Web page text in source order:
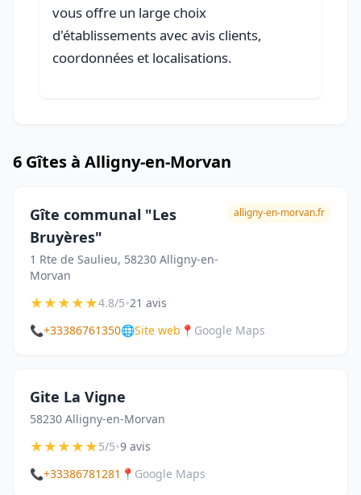
vous offre un large choix
d'établissements avec avis clients,
coordonnées et localisations.
6 Gîtes à Alligny-en-Morvan
Gîte communal "Les
Bruyères"
1 Rte de Saulieu, 58230 Alligny-en-
Morvan
alligny-en-morvan.fr
★★★★★4.8/5•21 avis
📞+33386761350🌐Site web 📍 Google Maps
Gite La Vigne
58230 Alligny-en-Morvan
★★★★★5/5•9 avis
📞+33386781281 📍 Google Maps